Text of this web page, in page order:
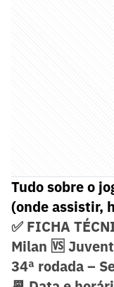
Tudo sobre o
(onde assistir,
✅ FICHA
Milan 🆚
34ª rodada –